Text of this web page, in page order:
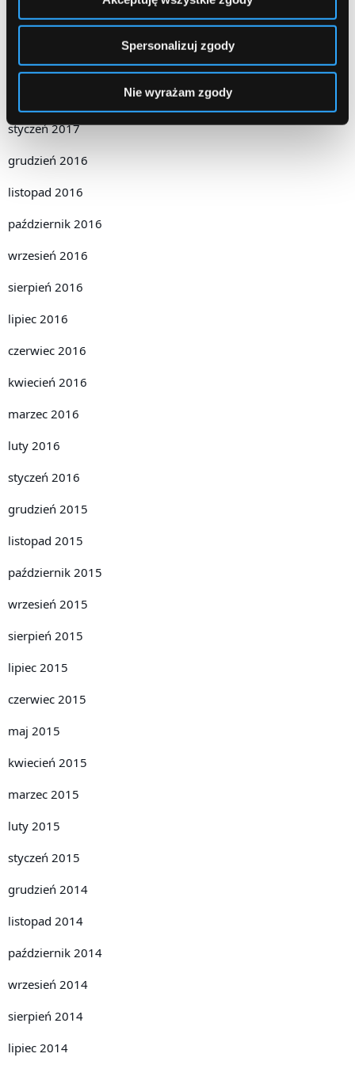
Spersonalizuj zgody
Nie wyrażam zgody
kwiecień 2017
marzec 2017
styczeń 2017
grudzień 2016
listopad 2016
październik 2016
wrzesień 2016
sierpień 2016
lipiec 2016
czerwiec 2016
kwiecień 2016
marzec 2016
luty 2016
styczeń 2016
grudzień 2015
listopad 2015
październik 2015
wrzesień 2015
sierpień 2015
lipiec 2015
czerwiec 2015
maj 2015
kwiecień 2015
marzec 2015
luty 2015
styczeń 2015
grudzień 2014
listopad 2014
październik 2014
wrzesień 2014
sierpień 2014
lipiec 2014